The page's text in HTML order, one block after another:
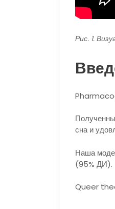
Рис. 1.
сна и
Наша
(95% ДИ).
Queer